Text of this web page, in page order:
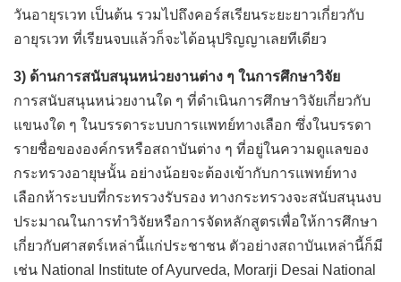
วันอายุรเวท เป็นต้น รวมไปถึงคอร์สเรียนระยะยาวเกี่ยวกับ
อายุรเวท ที่เรียนจบแล้วก็จะได้อนุปริญญาเลยทีเดียว
3) ด้านการสนับสนุนหน่วยงานต่าง ๆ ในการศึกษาวิจัย
การสนับสนุนหน่วยงานใด ๆ ที่ดำเนินการศึกษาวิจัยเกี่ยวกับ
แขนงใด ๆ ในบรรดาระบบการแพทย์ทางเลือก ซึ่งในบรรดา
รายชื่อขององค์กรหรือสถาบันต่าง ๆ ที่อยู่ในความดูแลของ
กระทรวงอายุษนั้น อย่างน้อยจะต้องเข้ากับการแพทย์ทาง
เลือกห้าระบบที่กระทรวงรับรอง ทางกระทรวงจะสนับสนุนงบ
ประมาณในการทำวิจัยหรือการจัดหลักสูตรเพื่อให้การศึกษา
เกี่ยวกับศาสตร์เหล่านี้แก่ประชาชน ตัวอย่างสถาบันเหล่านี้ก็มี
เช่น National Institute of Ayurveda, Morarji Desai National